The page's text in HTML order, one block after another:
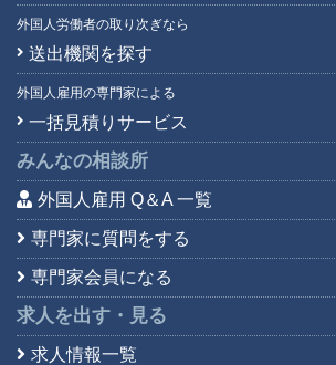
外国人労働者の取り次ぎなら
送出機関を探す
外国人雇用の専門家による
一括見積りサービス
みんなの相談所
外国人雇用 Q＆A 一覧
専門家に質問をする
専門家会員になる
求人を出す・見る
求人情報一覧